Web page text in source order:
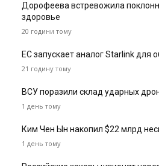
Дорофеева встревожила
здоровье
20 години тому
ЕС запускает аналог Starlink для
21 годину тому
ВСУ поразили склад ударных
1 день тому
Ким Чен Ын накопил $22 млрд
1 день тому